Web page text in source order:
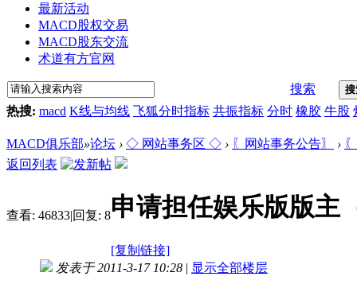
最新活动
MACD股权交易
MACD股东交流
术道有方官网
搜索
热搜: macd K线与均线 飞狐分时指标 共振指标 分时 橡胶 牛股
MACD俱乐部»论坛 › ◇ 网站事务区 ◇ › 〖网站事务公告〗 ›
返回列表
查看: 46833|回复: 8申请担任娱乐版版主
[复制链接]
发表于 2011-3-17 10:28 | 显示全部楼层